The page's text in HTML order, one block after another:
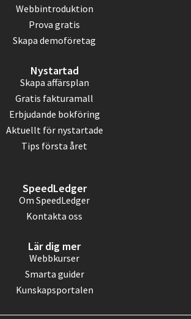
Webbintroduktion
Prova gratis
Skapa demoföretag
Nystartad
Skapa affärsplan
Gratis fakturamall
Erbjudande bokföring
Aktuellt för nystartade
Tips första året
SpeedLedger
Om SpeedLedger
Kontakta oss
Lär dig mer
Webbkurser
Smarta guider
Kunskapsportalen